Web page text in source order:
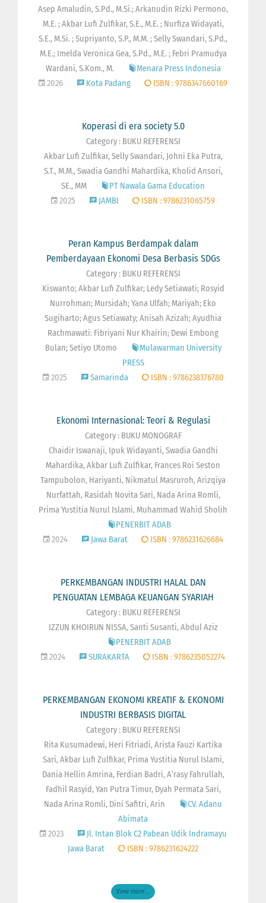
Asep Amaludin, S.Pd., M.Si.; Arkanudin Rizki Permono,
M.E. ; Akbar Lufi Zulfikar, S.E., M.E. ; Nurfiza Widayati,
S.E., M.Si. ; Supriyanto, S.P., M.M. ; Selly Swandari, S.Pd.,
M.E.; Imelda Veronica Gea, S.Pd., M.E. ; Febri Pramudya
Wardani, S.Kom., M.
Menara Press Indonesia
2026
Kota Padang ISBN : 9786347660169
Koperasi di era society 5.0
Category : BUKU REFERENSI
Akbar Lufi Zulfikar, Selly Swandari, Johni Eka Putra,
S.T., M.M., Swadia Gandhi Mahardika, Kholid Ansori,
SE., MM
PT Nawala Gama Education
2025
JAMBI ISBN : 9786231065759
Peran Kampus Berdampak dalam
Pemberdayaan Ekonomi Desa Berbasis SDGs
Category : BUKU REFERENSI
Kiswanto; Akbar Lufi Zulfikar; Ledy Setiawati; Rosyid
Nurrohman; Mursidah; Yana Ulfah; Mariyah; Eko
Sugiharto; Agus Setiawaty; Anisah Azizah; Ayudhia
Rachmawati: Fibriyani Nur Khairin; Dewi Embong
Bulan; Setiyo Utomo
Mulawarman University
PRESS
2025
Samarinda ISBN : 9786238376780
Ekonomi Internasional: Teori & Regulasi
Category : BUKU MONOGRAF
Chaidir Iswanaji, Ipuk Widayanti, Swadia Gandhi
Mahardika, Akbar Lufi Zulfikar, Frances Roi Seston
Tampubolon, Hariyanti, Nikmatul Masruroh, Arizqiya
Nurfattah, Rasidah Novita Sari, Nada Arina Romli,
Prima Yustitia Nurul Islami, Muhammad Wahid Sholih
PENERBIT ADAB
2024
Jawa Barat ISBN : 9786231626684
PERKEMBANGAN INDUSTRI HALAL DAN
PENGUATAN LEMBAGA KEUANGAN SYARIAH
Category : BUKU REFERENSI
IZZUN KHOIRUN NISSA, Santi Susanti, Abdul Aziz
PENERBIT ADAB
2024
SURAKARTA ISBN : 9786235052274
PERKEMBANGAN EKONOMI KREATIF & EKONOMI
INDUSTRI BERBASIS DIGITAL
Category : BUKU REFERENSI
Rita Kusumadewi, Heri Fitriadi, Arista Fauzi Kartika
Sari, Akbar Lufi Zulfikar, Prima Yustitia Nurul Islami,
Dania Hellin Amrina, Ferdian Badri, A’rasy Fahrullah,
Fadhil Rasyid, Yan Putra Timur, Dyah Permata Sari,
Nada Arina Romli, Dini Safitri, Arin
CV. Adanu
Abimata
2023
Jl. Intan Blok C2 Pabean Udik Indramayu
Jawa Barat
ISBN : 9786231624222
View more ...